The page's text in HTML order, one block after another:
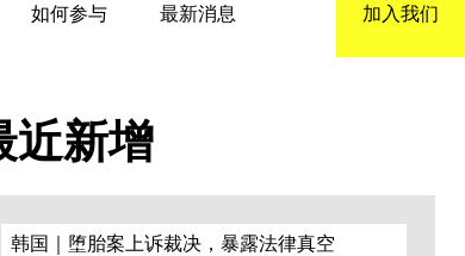
如何参与 最新消息 加入我们
近新增
韩国｜堕胎案上诉裁决，暴露法律真空